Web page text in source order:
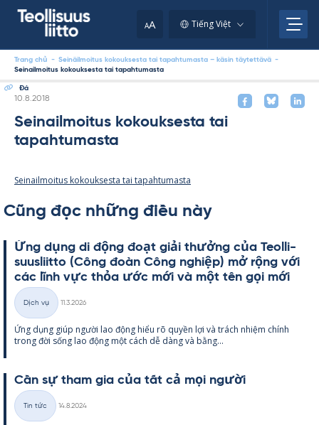
AA Tiếng Việt
Trang chủ - Seinäilmoitus kokouksesta tai tapahtumasta – käsin täytettävä -
Seinailmoitus kokouksesta tai tapahtumasta
Đá
Kirjoitettu
10.8.2018
Seinailmoitus kokouksesta tai
tapahtumasta
Seinailmoitus kokouksesta tai tapahtumasta
Cũng đọc những điều này
Ứng dụng di động đoạt giải thưởng của Teol­li­
suus­liitto (Công đoàn Công ng­hiệp) mở rộng với
các lĩnh vực thỏa ước mới và một tên gọi mới
Thể
loại
Dịch vụ
11.3.2026
Ứng dụng giúp người lao động hiểu rõ qu­yền lợi và trách nhiệm chính
trong đời sống lao động một cách dễ dàng và bằng...
Cần sự tham gia của tất cả mọi người
Thể
Tin tức
14.8.2024